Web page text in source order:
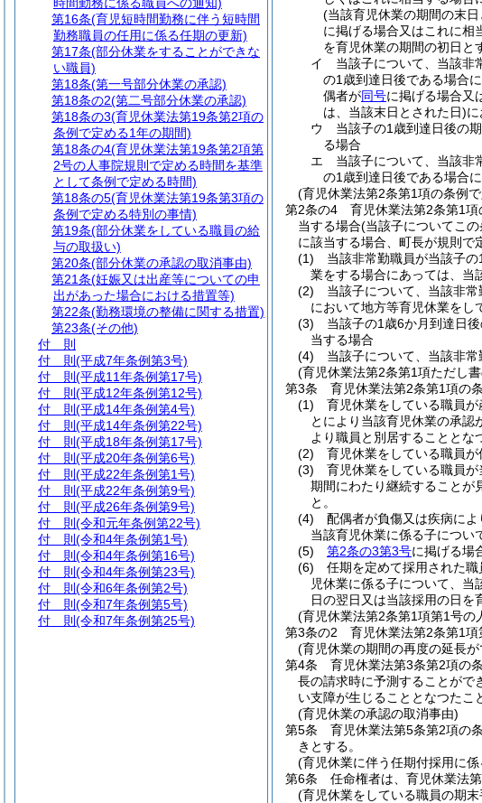
(当該育児休業の期間の末
に掲げる場合又はこれに相
を育児休業の期間の初日と
イ
当該子について、当該非
の1歳到達日後である場合
偶者が同号に掲げる場合又
は、当該末日とされた日)
ウ
当該子の1歳到達日後の
る場合
エ
当該子について、当該非
の1歳到達日後である場合
(育児休業法第2条第1項の条例
第2条の4
育児休業法第2条第1項
当する場合(当該子についてこ
に該当する場合、町長が規則で
(1)
当該非常勤職員が当該子
業をする場合にあっては、当
(2)
当該子について、当該非
において地方等育児休業をし
(3)
当該子の1歳6か月到達日
当する場合
(4)
当該子について、当該非
(育児休業法第2条第1項ただし
第3条
育児休業法第2条第1項の
(1)
育児休業をしている職員
とにより当該育児休業の承認
より職員と別居することとな
(2)
育児休業をしている職員
(3)
育児休業をしている職員
期間にわたり継続することが
と。
(4)
配偶者が負傷又は疾病に
当該育児休業に係る子につい
(5)
第2条の3第3号に掲げる場
(6)
任期を定めて採用された
児休業に係る子について、
日の翌日又は当該採用の日を
(育児休業法第2条第1項第1号の
第3条の2
育児休業法第2条第1項
(育児休業の期間の再度の延長
第4条
育児休業法第3条第2項の
長の請求時に予測することがで
い支障が生じることとなつたこ
(育児休業の承認の取消事由)
第5条
育児休業法第5条第2項の
きとする。
(育児休業に伴う任期付採用に
第6条
任命権者は、育児休業法
(育児休業をしている職員の期
第16条(育児短時間勤務に伴う短時間
勤務職員の任用に係る任期の更新)
第17条(部分休業をすることができな
い職員)
第18条(第一号部分休業の承認)
第18条の2(第二号部分休業の承認)
第18条の3(育児休業法第19条第2項の
条例で定める1年の期間)
第18条の4(育児休業法第19条第2項第
2号の人事院規則で定める時間を基準
として条例で定める時間)
第18条の5(育児休業法第19条第3項の
条例で定める特別の事情)
第19条(部分休業をしている職員の給
与の取扱い)
第20条(部分休業の承認の取消事由)
第21条(妊娠又は出産等についての申
出があった場合における措置等)
第22条(勤務環境の整備に関する措置)
第23条(その他)
付 則
付 則 (平成7年条例第3号)
付 則 (平成11年条例第17号)
付 則 (平成12年条例第12号)
付 則 (平成14年条例第4号)
付 則 (平成14年条例第22号)
付 則 (平成18年条例第17号)
付 則 (平成20年条例第6号)
付 則 (平成22年条例第1号)
付 則 (平成22年条例第9号)
付 則 (平成26年条例第9号)
付 則 (令和元年条例第22号)
付 則 (令和4年条例第1号)
付 則 (令和4年条例第16号)
付 則 (令和4年条例第23号)
付 則 (令和6年条例第2号)
付 則 (令和7年条例第5号)
付 則 (令和7年条例第25号)